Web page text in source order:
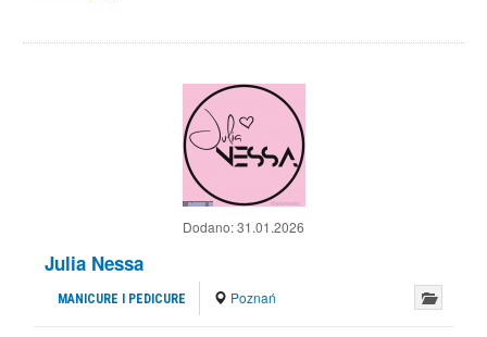
Dodano:31.01.2026
Julia Nessa
MANICURE I PEDICURE Poznań